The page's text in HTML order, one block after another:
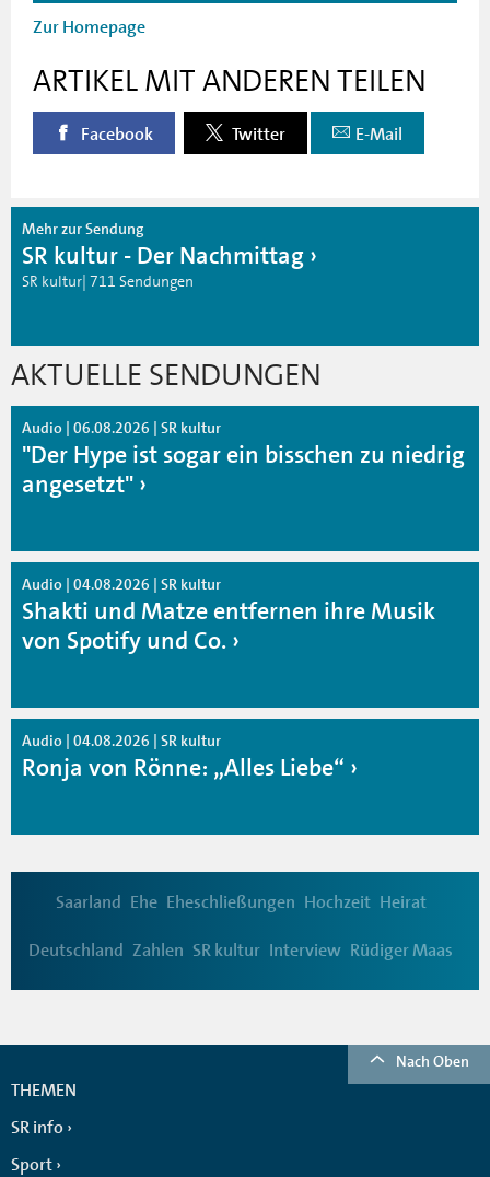
Zur Homepage
ARTIKEL MIT ANDEREN TEILEN
Facebook Twitter E-Mail
Mehr zur Sendung
SR kultur - Der Nachmittag
SR kultur| 711 Sendungen
AKTUELLE SENDUNGEN
Audio | 06.08.2026 | SR kultur
"Der Hype ist sogar ein bisschen zu niedrig
angesetzt"
Audio | 04.08.2026 | SR kultur
Shakti und Matze entfernen ihre Musik
von Spotify und Co.
Audio | 04.08.2026 | SR kultur
Ronja von Rönne: „Alles Liebe“
Saarland Ehe Eheschließungen Hochzeit Heirat
Deutschland Zahlen SR kultur Interview Rüdiger Maas
Nach Oben
THEMEN
SR info
Sport